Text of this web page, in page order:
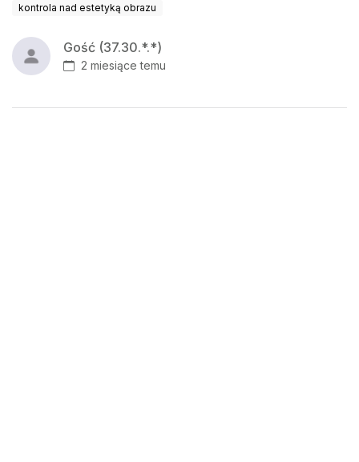
kontrola nad estetyką obrazu
Gość (37.30.*.*)
2 miesiące temu